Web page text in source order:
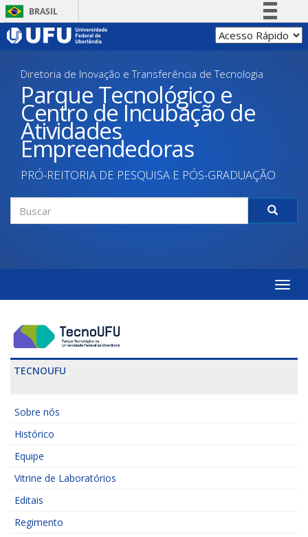
Pular
para
BRASIL
Simplifique!
Participe
Acesso à informação
Legislação
Diretoria de Inovação e Transferência de Tecnologia
Parque Tecnológico e
Centro de Incubação de
Atividades
Empreendedoras
PRÓ-REITORIA DE PESQUISA E PÓS-GRADUAÇÃO
Formulário
de
Toggle
TECNOUFU
Sobre nós
Histórico
Equipe
Vitrine de Laboratórios
Editais
Regimento